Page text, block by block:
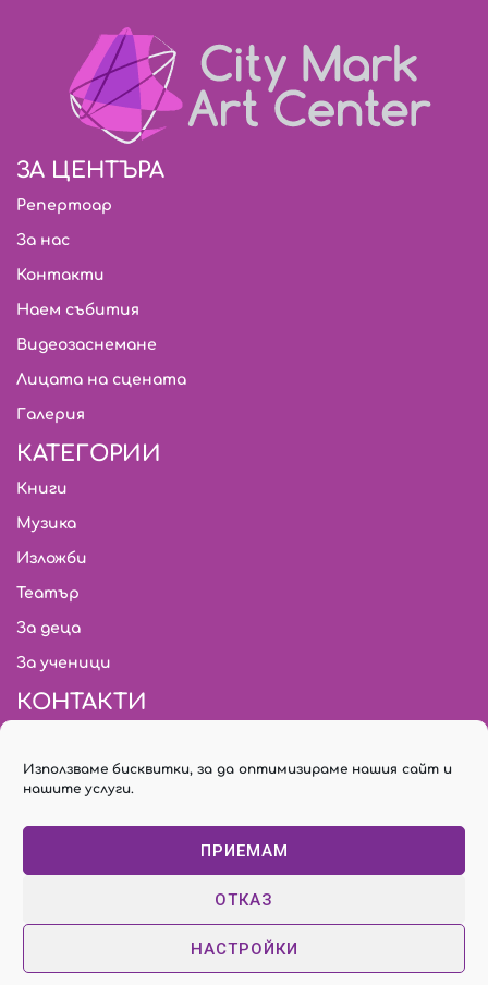
Използваме бисквитки, за да оптимизираме нашия сайт и
нашите услуги.
ПРИЕМАМ
ОТКАЗ
НАСТРОЙКИ
ЗА ЦЕНТЪРА
Репертоар
За нас
Контакти
Наем събития
Видеозаснемане
Лицата на сцената
Галерия
КАТЕГОРИИ
Книги
Музика
Изложби
Театър
За деца
За ученици
КОНТАКТИ
02/ 931 03 18
Билети: 02/ 955 74 78
София, бул. “Янко Сакъзов” № 30